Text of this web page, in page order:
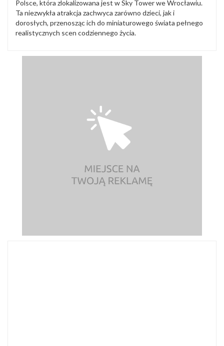
Polsce, która zlokalizowana jest w Sky Tower we Wrocławiu.
Ta niezwykła atrakcja zachwyca zarówno dzieci, jak i
dorosłych, przenosząc ich do miniaturowego świata pełnego
realistycznych scen codziennego życia.